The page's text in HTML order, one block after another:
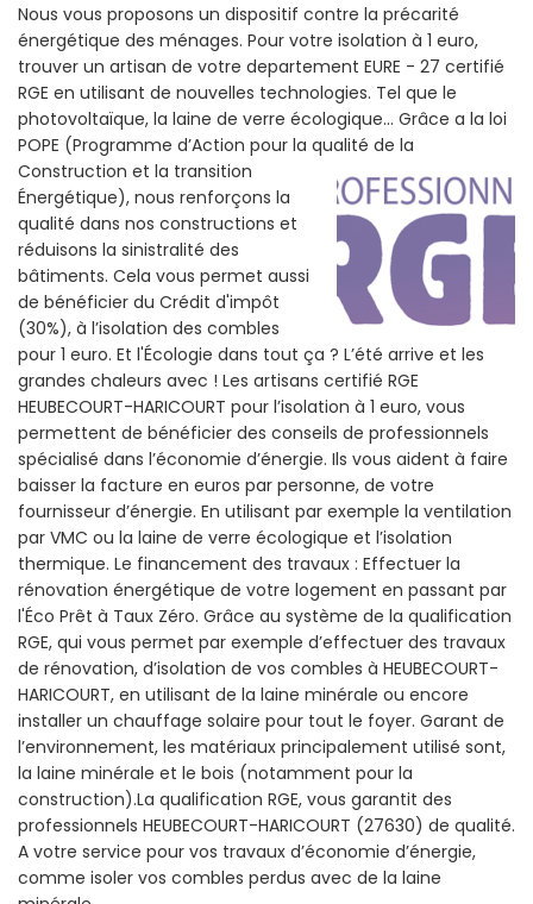
Nous vous proposons un dispositif contre la précarité
énergétique des ménages. Pour votre isolation à 1 euro,
trouver un artisan de votre departement EURE - 27 certifié
RGE en utilisant de nouvelles technologies. Tel que le
photovoltaïque, la laine de verre écologique... Grâce a la loi
POPE (Programme d’Action pour la qualité de la
Construction et la transition
Énergétique), nous renforçons la
qualité dans nos constructions et
réduisons la sinistralité des
bâtiments. Cela vous permet aussi
de bénéficier du Crédit d'impôt
(30%), à l’isolation des combles
pour 1 euro. Et l'Écologie dans tout ça ? L’été arrive et les
grandes chaleurs avec ! Les artisans certifié RGE
HEUBECOURT-HARICOURT pour l’isolation à 1 euro, vous
permettent de bénéficier des conseils de professionnels
spécialisé dans l’économie d’énergie. Ils vous aident à faire
baisser la facture en euros par personne, de votre
fournisseur d’énergie. En utilisant par exemple la ventilation
par VMC ou la laine de verre écologique et l’isolation
thermique. Le financement des travaux : Effectuer la
rénovation énergétique de votre logement en passant par
l'Éco Prêt à Taux Zéro. Grâce au système de la qualification
RGE, qui vous permet par exemple d’effectuer des travaux
de rénovation, d’isolation de vos combles à HEUBECOURT-
HARICOURT, en utilisant de la laine minérale ou encore
installer un chauffage solaire pour tout le foyer. Garant de
l’environnement, les matériaux principalement utilisé sont,
la laine minérale et le bois (notamment pour la
construction).La qualification RGE, vous garantit des
professionnels HEUBECOURT-HARICOURT (27630) de qualité.
A votre service pour vos travaux d’économie d’énergie,
comme isoler vos combles perdus avec de la laine